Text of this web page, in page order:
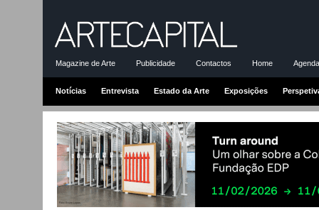
Magazine de Arte Publicidade Contactos Home
Notícias Entrevista Estado da Arte Exposições